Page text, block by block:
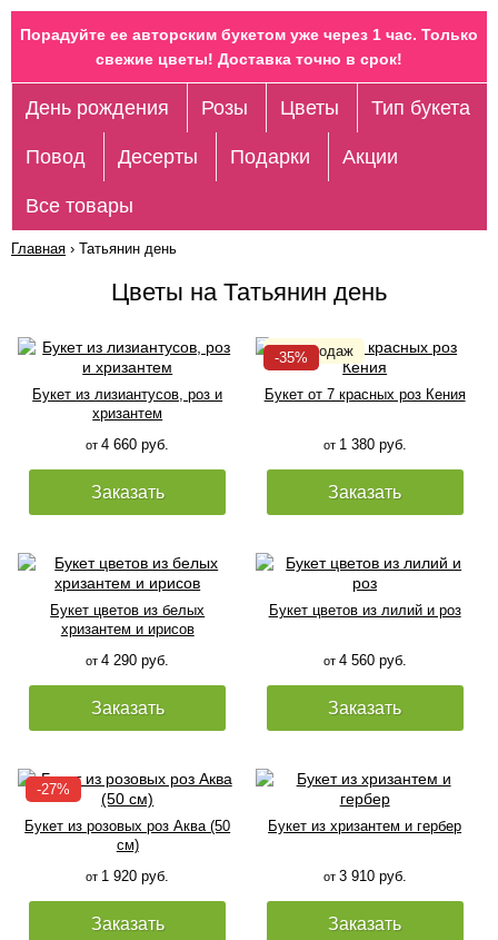
Порадуйте ее авторским букетом уже через 1 час. Только
свежие цветы! Доставка точно в срок!
День рождения Розы Цветы Тип букета
Повод Десерты Подарки Акции
Все товары
Главная › Татьянин день
Цветы на Татьянин день
Букет из лизиантусов, роз и
хризантем
от4 660 руб.
Заказать
Букет от 7 красных роз Кения
от 1 380 руб.
Заказать
Букет цветов из белых
хризантем и ирисов
от4 290 руб.
Заказать
Букет цветов из лилий и роз
от 4 560 руб.
Заказать
Букет из розовых роз Аква (50
см)
от 1 920 руб.
Заказать
Букет из хризантем и гербер
от 3 910 руб.
Заказать